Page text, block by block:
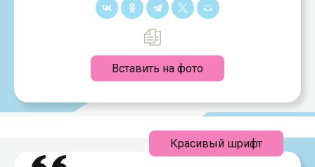
Вставить на фото
Красивый шрифт